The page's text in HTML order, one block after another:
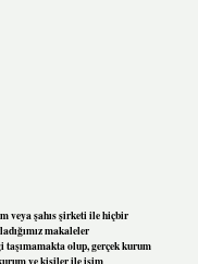
veya şahıs şirketi ile hiçbir
makaleler
olup, gerçek kurum